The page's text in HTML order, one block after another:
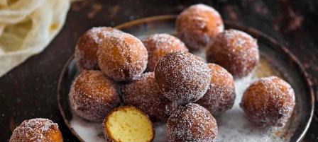
Recepty
Články
TV Program
Škola vaření